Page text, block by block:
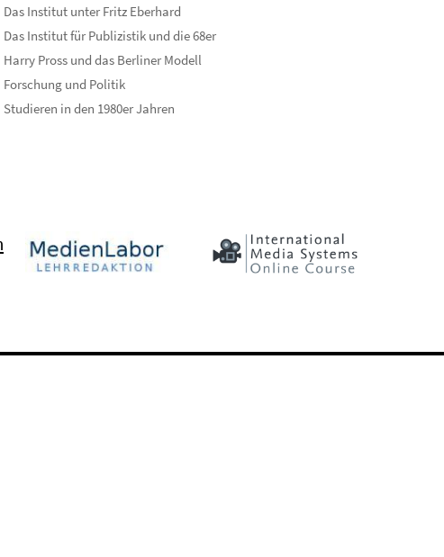
Das Institut unter Fritz Eberhard
Das Institut für Publizistik und die 68er
Harry Pross und das Berliner Modell
Forschung und Politik
Studieren in den 1980er Jahren